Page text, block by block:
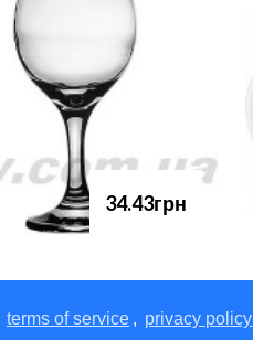
terms of service , privacy policy
34.43грн